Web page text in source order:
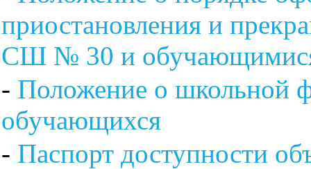
приостановления и
СШ № 30 и
- Положение о школьной
обучающихся
- Паспорт доступности